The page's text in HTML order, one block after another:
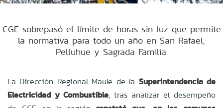
CGE sobrepasó el límite de horas sin luz que permite
la normativa para todo un año en San Rafael,
Pelluhue y Sagrada Familia.
La Dirección Regional Maule de la Superintendencia de
Electricidad y Combustible, tras analizar el desempeño